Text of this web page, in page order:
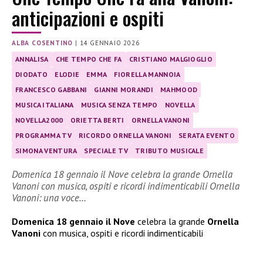
anticipazioni e ospiti
ALBA COSENTINO | 14 GENNAIO 2026
ANNALISA CHE TEMPO CHE FA
CRISTIANO MALGIOGLIO
DIODATO
ELODIE EMMA
FIORELLA MANNOIA
FRANCESCO GABBANI
GIANNI MORANDI
MAHMOOD
MUSICA ITALIANA
MUSICA SENZA TEMPO
NOVELLA
NOVELLA2000
ORIETTA BERTI
ORNELLA VANONI
PROGRAMMA TV
RICORDO ORNELLA VANONI
SERATA EVENTO
SIMONA VENTURA
SPECIALE TV TRIBUTO MUSICALE
Domenica 18 gennaio il Nove celebra la grande Ornella
Vanoni con musica, ospiti e ricordi indimenticabili Ornella
Vanoni: una voce…
Domenica 18 gennaio il Nove celebra la grande Ornella
Vanoni con musica, ospiti e ricordi indimenticabili